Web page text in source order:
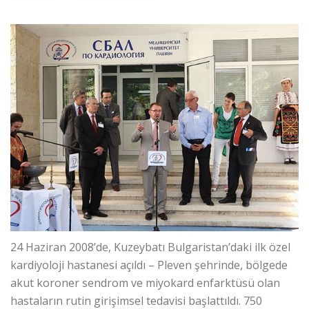
24 Haziran 2008’de, Kuzeybatı Bulgaristan’daki ilk özel
kardiyoloji hastanesi açıldı – Plevеn şehrinde, bölgede
akut koroner sendrom ve miyokard enfarktüsü olan
hastaların rutin girişimsel tedavisi başlattıldı. 750